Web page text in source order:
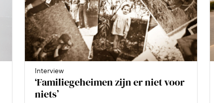
Interview
‘Familiegeheimen zijn er niet voor
niets’